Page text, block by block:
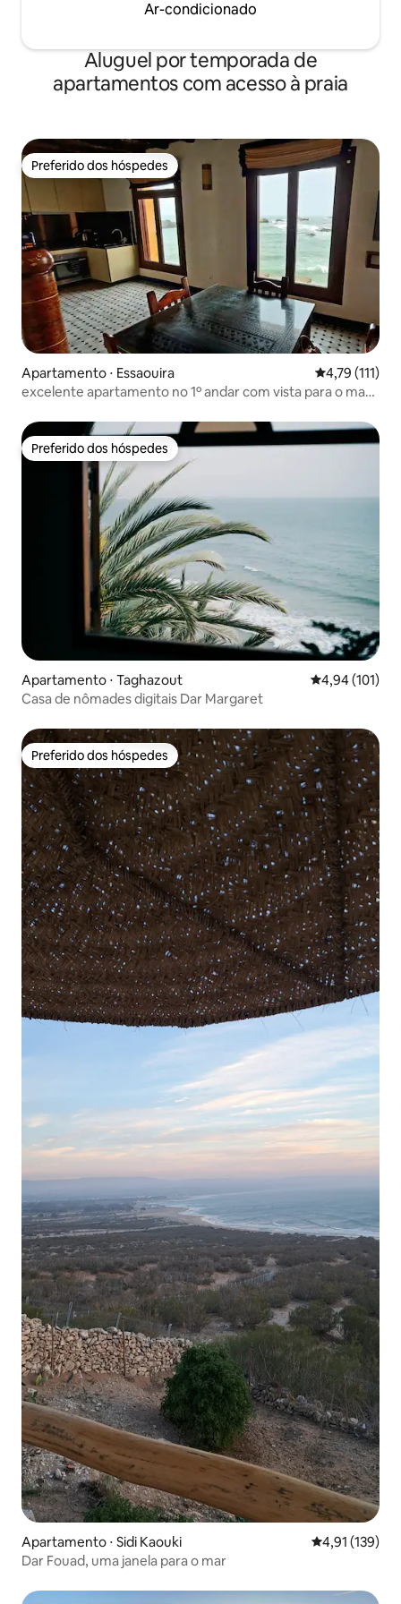
Ar-condicionado
Aluguel por temporada de
apartamentos com acesso à praia
Preferido dos hóspedes
Preferido dos hóspedes
Apartamento ⋅ Essaouira 4,79 de uma
4,79 (111)
excelente apartamento no 1º andar com vista para o mar
Preferido dos hóspedes
Preferido dos hóspedes
Apartamento ⋅ Taghazout 4,94 de uma
4,94 (101)
Casa de nômades digitais Dar Margaret
Preferido dos hóspedes
Preferido dos hóspedes
Apartamento ⋅ Sidi Kaouki 4,91 de uma
4,91 (139)
Dar Fouad, uma janela para o mar